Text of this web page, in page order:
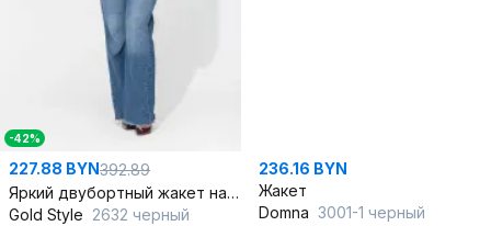
-42%
227.88 BYN392.89
Яркий двубортный жакет на подкладке для стильного образа
Gold Style 2632 черный
236.16 BYN
Жакет
Domna 3001-1 черный